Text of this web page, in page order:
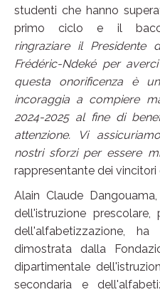
studenti che hanno
primo ciclo e il
ringraziare il Presidente
Frédéric-Ndeké per
questa onorificenza è
incoraggia a compiere
2024-2025 al fine di
attenzione. Vi
nostri sforzi per essere
rappresentante dei vincitori
Alain Claude
dell'istruzione
dell'alfabetizzazione,
dimostrata dalla
dipartimentale
secondaria e